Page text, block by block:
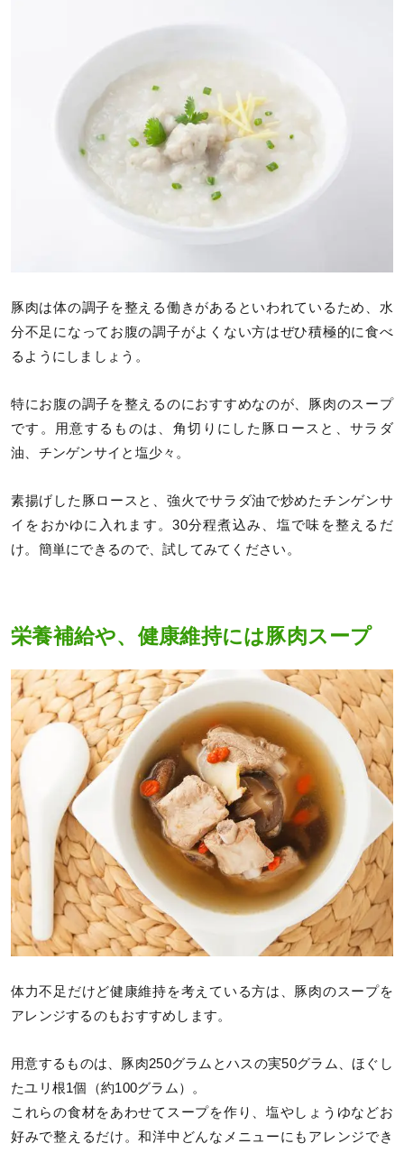
豚肉は体の調子を整える働きがあるといわれているため、水
分不足になってお腹の調子がよくない方はぜひ積極的に食べ
るようにしましょう。
特にお腹の調子を整えるのにおすすめなのが、豚肉のスープ
です。用意するものは、角切りにした豚ロースと、サラダ
油、チンゲンサイと塩少々。
素揚げした豚ロースと、強火でサラダ油で炒めたチンゲンサ
イをおかゆに入れます。30分程煮込み、塩で味を整えるだ
け。簡単にできるので、試してみてください。
栄養補給や、健康維持には豚肉スープ
体力不足だけど健康維持を考えている方は、豚肉のスープを
アレンジするのもおすすめします。
用意するものは、豚肉250グラムとハスの実50グラム、ほぐし
たユリ根1個（約100グラム）。
これらの食材をあわせてスープを作り、塩やしょうゆなどお
好みで整えるだけ。和洋中どんなメニューにもアレンジでき